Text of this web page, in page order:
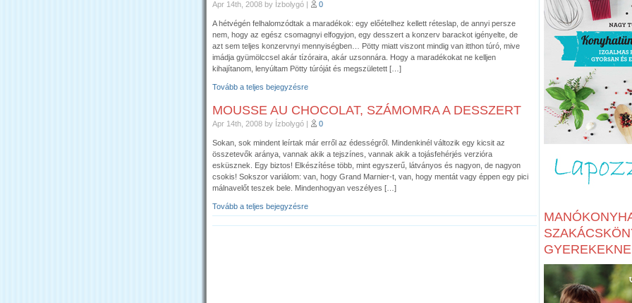
Apr 14th, 2008 by Ízbolygó | 0
A hétvégén felhalomzódtak a maradékok: egy előételhez kellett réteslap, de annyi persze
nem, hogy az egész csomagnyi elfogyjon, egy desszert a konzerv barackot igényelte, de
azt sem teljes konzervnyi mennyiségben… Pötty miatt viszont mindig van itthon túró, mive
imádja gyümölccsel akár tízóraira, akár uzsonnára. Hogy a maradékokat ne kelljen
kihajítanom, lenyúltam Pötty túróját és megszületett […]
Tovább a teljes bejegyzésre
MOUSSE AU CHOCOLAT, SZÁMOMRA A DESSZERT
Apr 14th, 2008 by Ízbolygó | 0
Sokan, sok mindent leírtak már erről az édességről. Mindenkinél változik egy kicsit az
összetevők aránya, vannak akik a tejszínes, vannak akik a tojásfehérjés verzióra
esküsznek. Egy biztos! Elkészítése több, mint egyszerű, látványos és nagyon, de nagyon
csokis! Sokszor variálom: van, hogy Grand Marnier-t, van, hogy mentát vagy éppen egy pici
málnavelőt teszek bele. Mindenhogyan veszélyes […]
Tovább a teljes bejegyzésre